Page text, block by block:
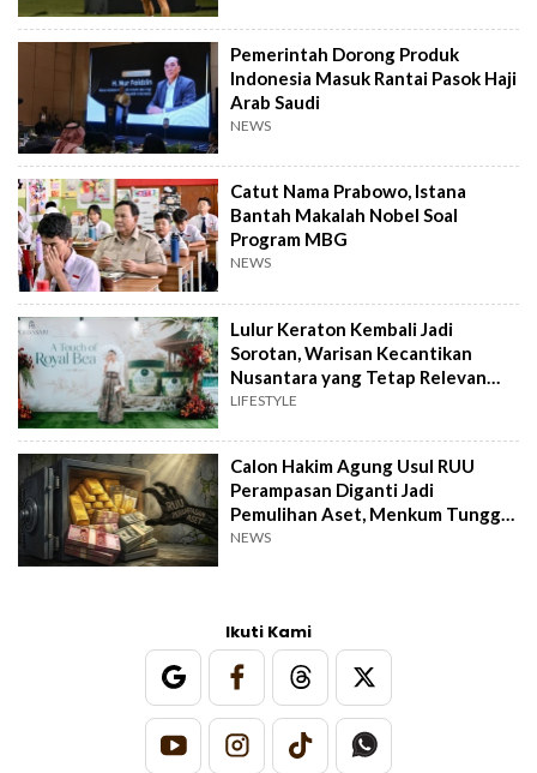
Pemerintah Dorong Produk
Indonesia Masuk Rantai Pasok Haji
Arab Saudi
NEWS
Catut Nama Prabowo, Istana
Bantah Makalah Nobel Soal
Program MBG
NEWS
Lulur Keraton Kembali Jadi
Sorotan, Warisan Kecantikan
Nusantara yang Tetap Relevan
hingga Kini
LIFESTYLE
Calon Hakim Agung Usul RUU
Perampasan Diganti Jadi
Pemulihan Aset, Menkum Tunggu
Langkah DPR
NEWS
Ikuti Kami